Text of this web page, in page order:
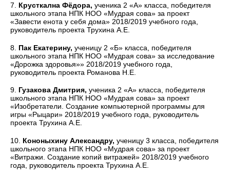
7. Крусткална Фёдора, ученика 2 «А» класса, победителя
школьного этапа НПК НОО «Мудрая сова» за проект
«Завести енота у себя дома» 2018/2019 учебного года,
руководитель проекта Трухина А.Е.
8. Пак Екатерину, ученицу 2 «Б» класса, победителя
школьного этапа НПК НОО «Мудрая сова» за исследование
«Дорожка здоровья»» 2018/2019 учебного года,
руководитель проекта Романова Н.Е.
9. Гузакова Дмитрия, ученика 2 «А» класса, победителя
школьного этапа НПК НОО «Мудрая сова» за проект
«Изобретатели. Создание компьютерной программы для
игры «Рыцари» 2018/2019 учебного года, руководитель
проекта Трухина А.Е.
10. Кононыхину Александру, ученицу 3 класса, победителя
школьного этапа НПК НОО «Мудрая сова» за проект
«Витражи. Создание копий витражей» 2018/2019 учебного
года, руководитель проекта Трухина А.Е.